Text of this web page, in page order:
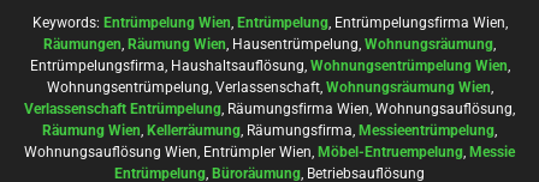
Keywords: Entrümpelung Wien, Entrümpelung, Entrümpelungsfirma Wien,
Räumungen, Räumung Wien, Hausentrümpelung, Wohnungsräumung,
Entrümpelungsfirma, Haushaltsauflösung, Wohnungsentrümpelung Wien,
Wohnungsentrümpelung, Verlassenschaft, Wohnungsräumung Wien,
Verlassenschaft Entrümpelung, Räumungsfirma Wien, Wohnungsauflösung,
Räumung Wien, Kellerräumung, Räumungsfirma, Messieentrümpelung,
Wohnungsauflösung Wien, Entrümpler Wien, Möbel-Entruempelung, Messie
Entrümpelung, Büroräumung, Betriebsauflösung